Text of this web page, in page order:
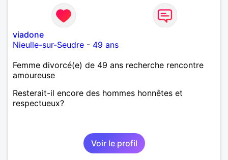
viadone
Nieulle-sur-Seudre - 49 ans
Femme divorcé(e) de 49 ans recherche rencontre
amoureuse
Resterait-il encore des hommes honnêtes et
respectueux?
Voir le profil